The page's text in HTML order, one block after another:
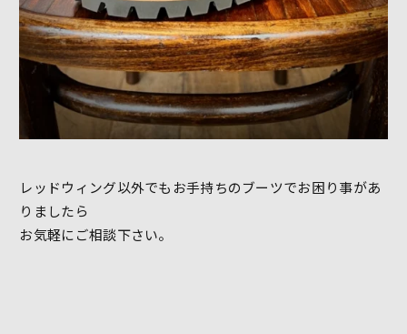
レッドウィング以外でもお手持ちのブーツでお困り事があ
りましたら
お気軽にご相談下さい。